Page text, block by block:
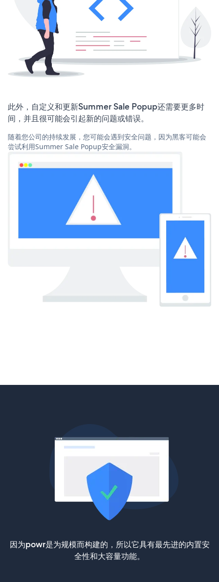
此外，自定义和更新Summer Sale Popup还需要更多时
间，并且很可能会引起新的问题或错误。
随着您公司的持续发展，您可能会遇到安全问题，因为黑客可能会
尝试利用Summer Sale Popup安全漏洞。
因为powr是为规模而构建的，所以它具有最先进的内置安
全性和大容量功能。